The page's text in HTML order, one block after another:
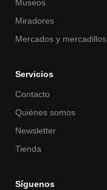
Museos
Miradores
Mercados y mercadillos
Servicios
Contacto
Quiénes somos
Newsletter
Tienda
Síguenos